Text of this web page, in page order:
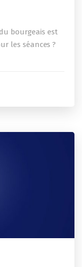
bourgeais est
les séances ?